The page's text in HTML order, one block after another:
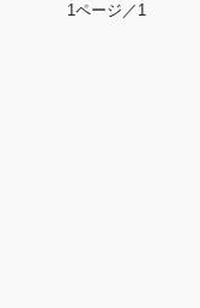
1ページ／1